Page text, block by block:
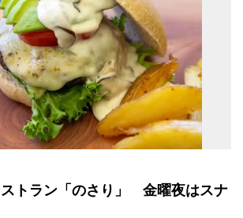
トラン「のさり」 金曜夜はスナ